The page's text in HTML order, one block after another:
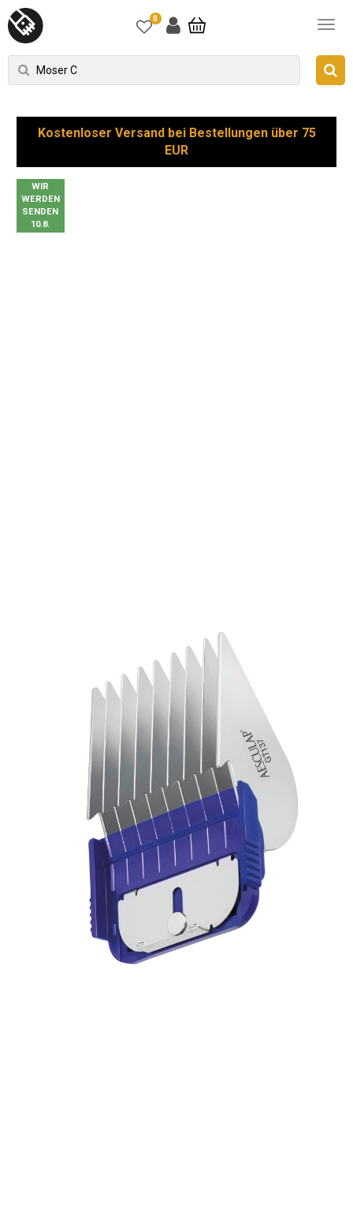
0
Kostenloser Versand bei Bestellungen über 75
EUR
WIR
WERDEN
SENDEN
10.8.